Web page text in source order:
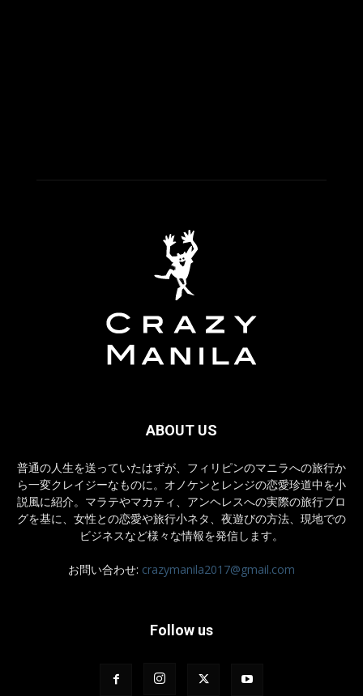
ABOUT US
普通の人生を送っていたはずが、フィリピンのマニラへの旅行か
ら一変クレイジーなものに。オノケンとレンジの恋愛珍道中を小
説風に紹介。マラテやマカティ、アンヘレスへの実際の旅行ブロ
グを基に、女性との恋愛や旅行小ネタ、夜遊びの方法、現地での
ビジネスなど様々な情報を発信します。
お問い合わせ: crazymanila2017@gmail.com
Follow us